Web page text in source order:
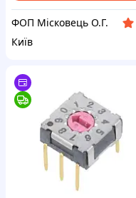
ФОП Місковець О.Г.
Київ